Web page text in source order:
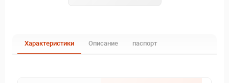
Характеристики Описание паспорт